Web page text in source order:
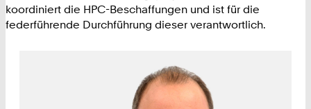
koordiniert die HPC-Beschaffungen und ist für die
federführende Durchführung dieser verantwortlich.